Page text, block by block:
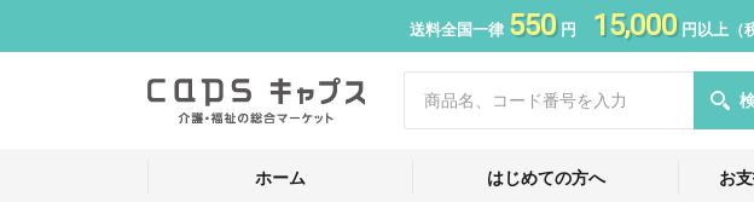
送料全国一律 550円 15,000円以上（
ホーム はじめての方へ お